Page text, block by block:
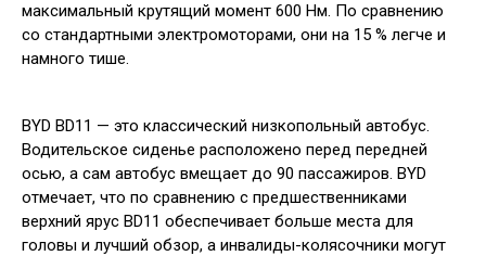
максимальный крутящий момент 600 Нм. По сравнению
со стандартными электромоторами, они на 15 % легче и
намного тише.
BYD BD11 — это классический низкопольный автобус.
Водительское сиденье расположено перед передней
осью, а сам автобус вмещает до 90 пассажиров. BYD
отмечает, что по сравнению с предшественниками
верхний ярус BD11 обеспечивает больше места для
головы и лучший обзор, а инвалиды-колясочники могут